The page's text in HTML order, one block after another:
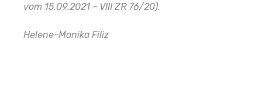
vom 15.09.2021 – VIII ZR 76/20).
Helene-Monika Filiz